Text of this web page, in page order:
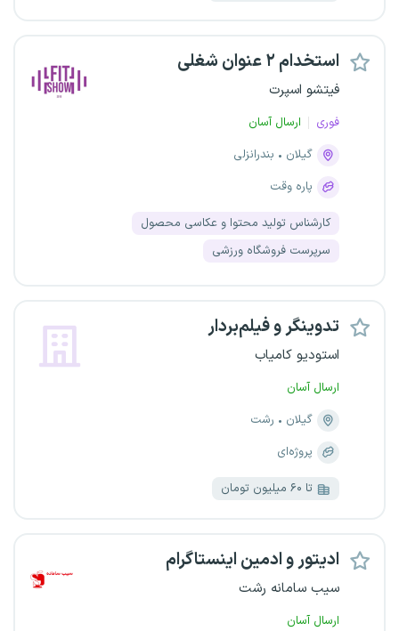
استخدام ۲ عنوان شغلی
فیتشو اسپرت
فوری
ارسال آسان
گیلان
بندرانزلی
پاره وقت
کارشناس تولید محتوا و عکاسی محصول
سرپرست فروشگاه ورزشی
تدوینگر و فیلم‌بردار
استودیو کامیاب
ارسال آسان
گیلان
رشت
پروژه‌ای
تا ۶۰ میلیون تومان
ادیتور و ادمین اینستاگرام
سیب سامانه رشت
ارسال آسان